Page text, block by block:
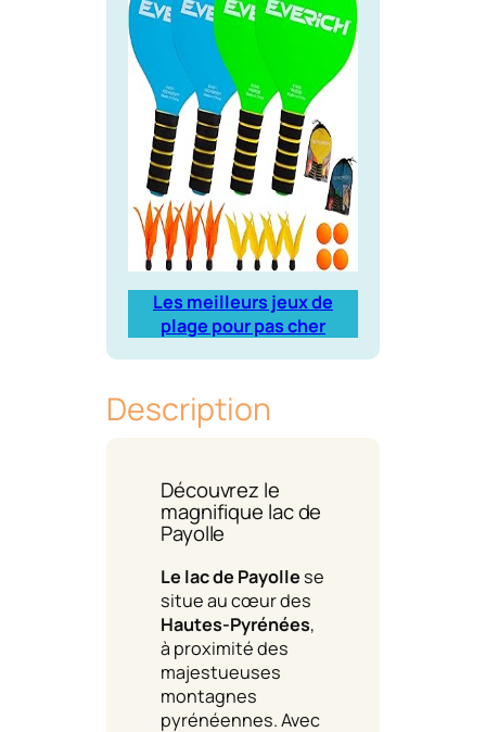
Les meilleurs jeux de
plage pour pas cher
Description
Découvrez le
magnifique lac de
Payolle
Le lac de Payolle se
situe au cœur des
Hautes-Pyrénées,
à proximité des
majestueuses
montagnes
pyrénéennes. Avec